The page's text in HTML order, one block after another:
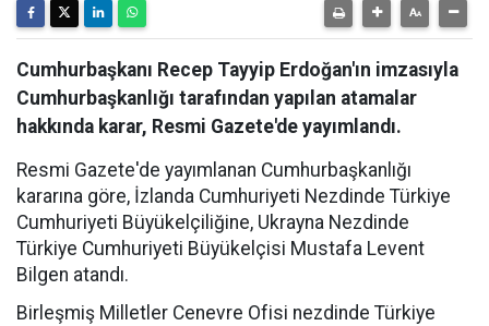
Cumhurbaşkanı Recep Tayyip Erdoğan'ın imzasıyla
Cumhurbaşkanlığı tarafından yapılan atamalar
hakkında karar, Resmi Gazete'de yayımlandı.
Resmi Gazete'de yayımlanan Cumhurbaşkanlığı
kararına göre, İzlanda Cumhuriyeti Nezdinde Türkiye
Cumhuriyeti Büyükelçiliğine, Ukrayna Nezdinde
Türkiye Cumhuriyeti Büyükelçisi Mustafa Levent
Bilgen atandı.
Birleşmiş Milletler Cenevre Ofisi nezdinde Türkiye